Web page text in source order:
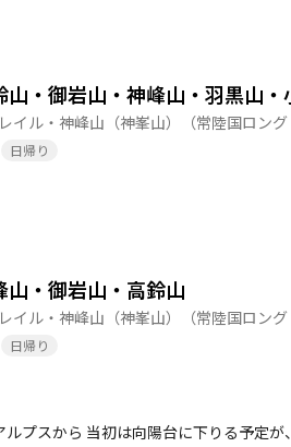
んか着いた 特に問題なかったような… 覚えてない(・∀・)ノ
山駐車場 わかってはいたけど…アップダウンが多くて多くて…しんどかったです。 チャリ
と1時間15km走れるけど疲れてるし…
自撮り一点倒立）撮るの忘れた(꒪⌓꒪)
山・御岩山・神峰山・羽黒山・
イル・神峰山（神峯山）（常陸国ロング
日帰り
山・御岩山・高鈴山
イル・神峰山（神峯山）（常陸国ロング
日帰り
ルプスから 当初は向陽台に下りる予定